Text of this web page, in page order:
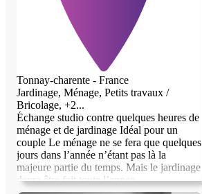
Tonnay-charente - France
Jardinage, Ménage, Petits travaux /
Bricolage, +2...
Échange studio contre quelques heures de
ménage et de jardinage Idéal pour un
couple Le ménage ne se fera que quelques
jours dans l’année n’étant pas là la
majeure partie du temps. Mais le jardinage
devra être fait toute l’annee